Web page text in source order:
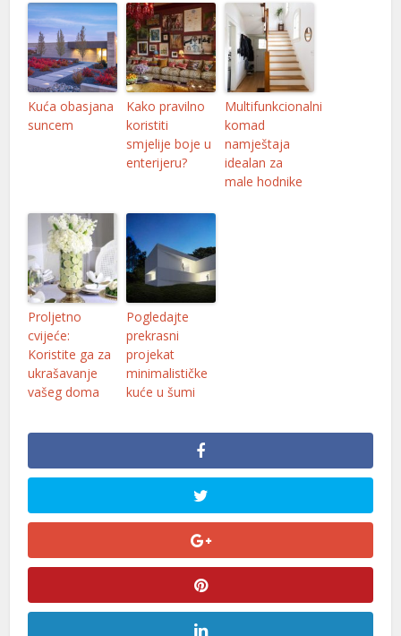
Kuća obasjana
suncem
Kako pravilno
koristiti
smjelije boje u
enterijeru?
Multifunkcionalni
komad
namještaja
idealan za
male hodnike
Proljetno
cvijeće:
Koristite ga za
ukrašavanje
vašeg doma
Pogledajte
prekrasni
projekat
minimalističke
kuće u šumi